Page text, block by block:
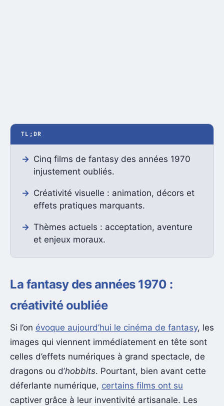
TL;DR
Cinq films de fantasy des années 1970
injustement oubliés.
Créativité visuelle : animation, décors et
effets pratiques marquants.
Thèmes actuels : acceptation, aventure
et enjeux moraux.
La fantasy des années 1970 :
créativité oubliée
Si l’on évoque aujourd’hui le cinéma de fantasy, les
images qui viennent immédiatement en tête sont
celles d’effets numériques à grand spectacle, de
dragons ou d’hobbits. Pourtant, bien avant cette
déferlante numérique, certains films ont su
captiver grâce à leur inventivité artisanale. Les